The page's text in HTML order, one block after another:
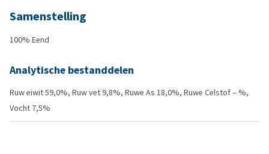
Samenstelling
100% Eend
Analytische bestanddelen
Ruw eiwit 59,0%, Ruw vet 9,8%, Ruwe As 18,0%, Ruwe Celstof – %,
Vocht 7,5%